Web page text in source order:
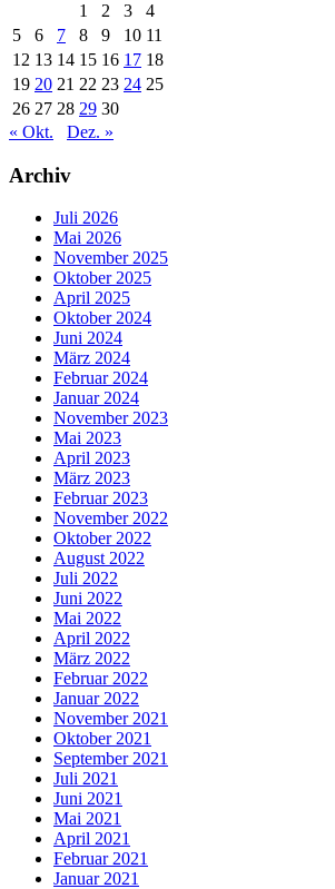
1
2 3
4
5
6 7 8 9 10 11
12 13 14 15 16 17 18
19 20 21 22 23 24 25
26 27 28 29 30
« Okt.
Dez. »
Archiv
Juli 2026
Mai 2026
November 2025
Oktober 2025
April 2025
Oktober 2024
Juni 2024
März 2024
Februar 2024
Januar 2024
November 2023
Mai 2023
April 2023
März 2023
Februar 2023
November 2022
Oktober 2022
August 2022
Juli 2022
Juni 2022
Mai 2022
April 2022
März 2022
Februar 2022
Januar 2022
November 2021
Oktober 2021
September 2021
Juli 2021
Juni 2021
Mai 2021
April 2021
Februar 2021
Januar 2021